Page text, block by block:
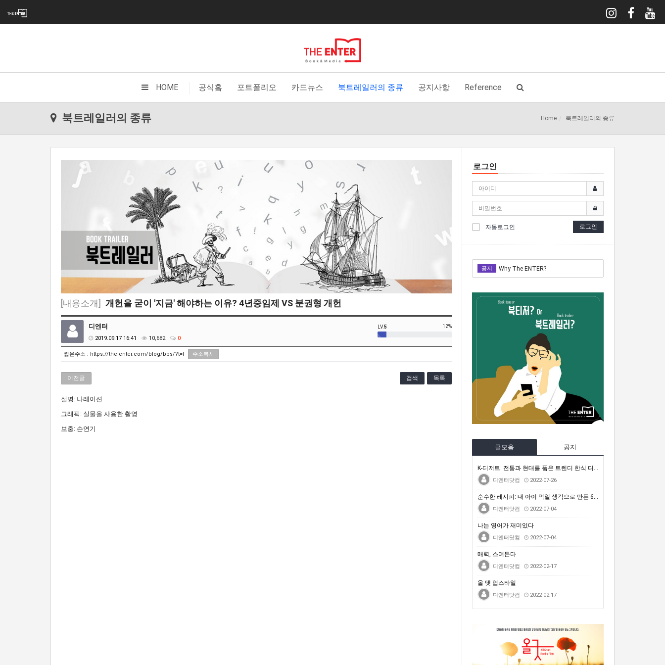
HOME 공식홈 포트폴리오 카드뉴스 북트레일러의 종류 공지사항 Reference
북트레일러의 종류 Home 북트레일러의 종류
[내용소개] 개헌을 굳이 '지금' 해야하는 이유? 4년중임제 VS 분권형 개헌
디엔터
2019.09.17 16:41 10,682 0
LV.5 12%
- 짧은주소 : https://the-enter.com/blog/bbs/?t=l 주소복사
이전글 검색 목록
설명: 나레이션
그래픽: 실물을 사용한 촬영
보충: 손연기
로그인
자동로그인 로그인
공지 Why The ENTER?
글모음 공지
K-디저트: 전통과 현대를 품은 트렌디 한식 디저트
디엔터닷컴 2022-07-26
순수한 레시피: 내 아이 먹일 생각으로 만든 64가지 …
디엔터닷컴 2022-07-04
나는 영어가 재미있다
디엔터닷컴 2022-07-04
매력, 스며든다
디엔터닷컴 2022-02-17
올 댓 업스타일
디엔터닷컴 2022-02-17